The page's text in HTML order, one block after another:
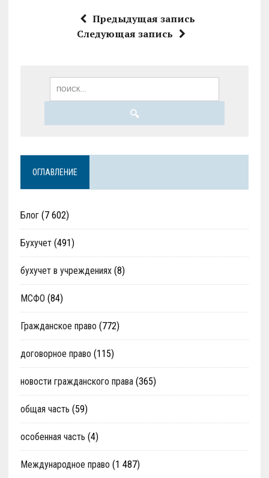
Предыдущая запись
Следующая запись
ОГЛАВЛЕНИЕ
Блог(7 602)
Бухучет(491)
бухучет в учреждениях(8)
МСФО (84)
Гражданское право (772)
договорное право (115)
новости гражданского права(365)
общая часть (59)
особенная часть (4)
Международное право (1 487)